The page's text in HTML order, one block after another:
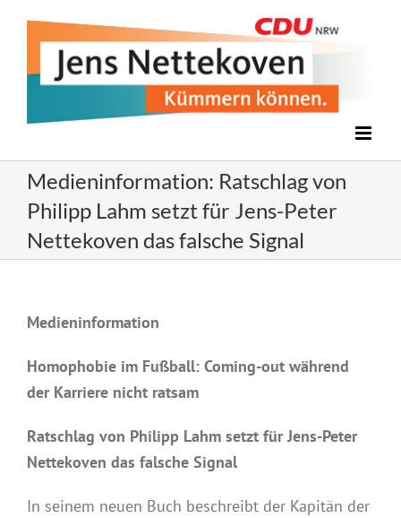
Medieninformation: Ratschlag von
Philipp Lahm setzt für Jens-Peter
Nettekoven das falsche Signal
Medieninformation
Homophobie im Fußball: Coming-out während
der Karriere nicht ratsam
Ratschlag von Philipp Lahm setzt für Jens-Peter
Nettekoven das falsche Signal
In seinem neuen Buch beschreibt der Kapitän der